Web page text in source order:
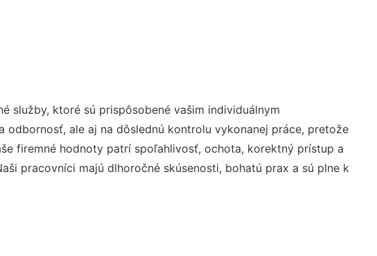
služby, ktoré sú prispôsobené vašim individuálnym
odbornosť, ale aj na dôslednú kontrolu vykonanej práce, pretože
firemné hodnoty patrí spoľahlivosť, ochota, korektný prístup a
pracovníci majú dlhoročné skúsenosti, bohatú prax a sú plne k